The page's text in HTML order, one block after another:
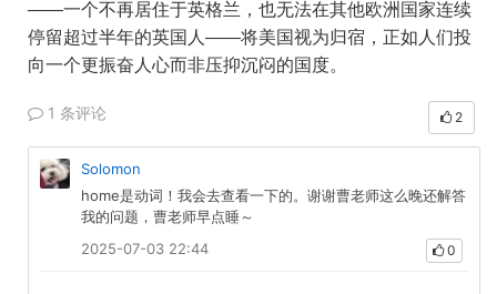
——一个不再居住于英格兰，也无法在其他欧洲国家连续
停留超过半年的英国人 ——将美国视为归宿，正如人们投
向一个更振奋人心而非压抑沉闷的国度。
1 条评论 2
Solomon
home是动词！我会去查看一下的。谢谢曹老师这么晚还解答
我的问题，曹老师早点睡～
2025-07-03 22:44
0